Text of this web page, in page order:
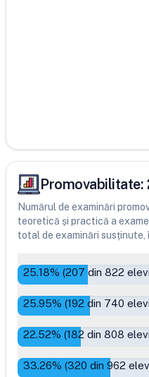
Promovabilitate:
Numărul de examinări
teoretică și practică a
total de examinări susținute,
25.18% (207 din 822
25.95% (192 din 740
22.52% (182 din 808
33.26% (320 din 962